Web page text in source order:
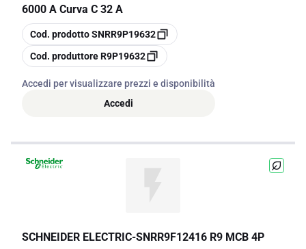
6000 A Curva C 32 A
copia
Cod. prodottoSNRR9P19632
copia
Cod. produttoreR9P19632
Accedi per visualizzare prezzi e disponibilità
Accedi
SCHNEIDER ELECTRIC-SNRR9F12416 R9 MCB 4P